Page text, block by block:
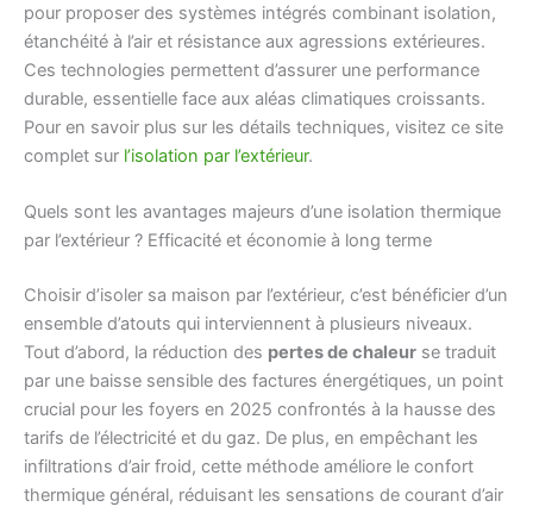
pour proposer des systèmes intégrés combinant isolation,
étanchéité à l’air et résistance aux agressions extérieures.
Ces technologies permettent d’assurer une performance
durable, essentielle face aux aléas climatiques croissants.
Pour en savoir plus sur les détails techniques, visitez ce site
complet sur l’isolation par l’extérieur.
Quels sont les avantages majeurs d’une isolation thermique
par l’extérieur ? Efficacité et économie à long terme
Choisir d’isoler sa maison par l’extérieur, c’est bénéficier d’un
ensemble d’atouts qui interviennent à plusieurs niveaux.
Tout d’abord, la réduction des pertes de chaleur se traduit
par une baisse sensible des factures énergétiques, un point
crucial pour les foyers en 2025 confrontés à la hausse des
tarifs de l’électricité et du gaz. De plus, en empêchant les
infiltrations d’air froid, cette méthode améliore le confort
thermique général, réduisant les sensations de courant d’air